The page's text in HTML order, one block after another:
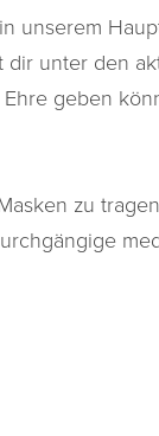
unserem
dir unter den
Ehre geben
zu